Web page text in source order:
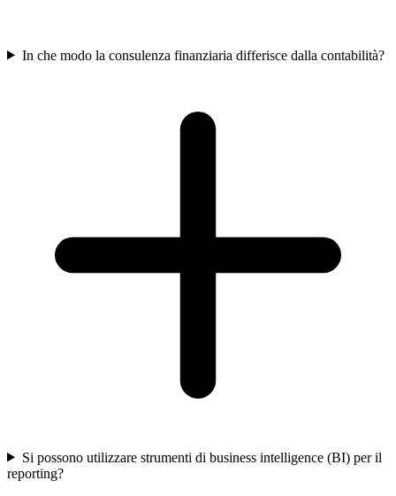
In che modo la consulenza finanziaria differisce dalla contabilità?
Si possono utilizzare strumenti di business intelligence (BI) per il
reporting?